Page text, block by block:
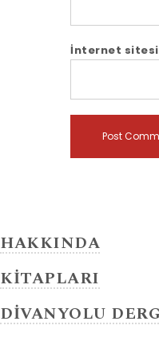
İnternet sitesi
HAKKINDA
KİTAPLARI
DİVANYOLU